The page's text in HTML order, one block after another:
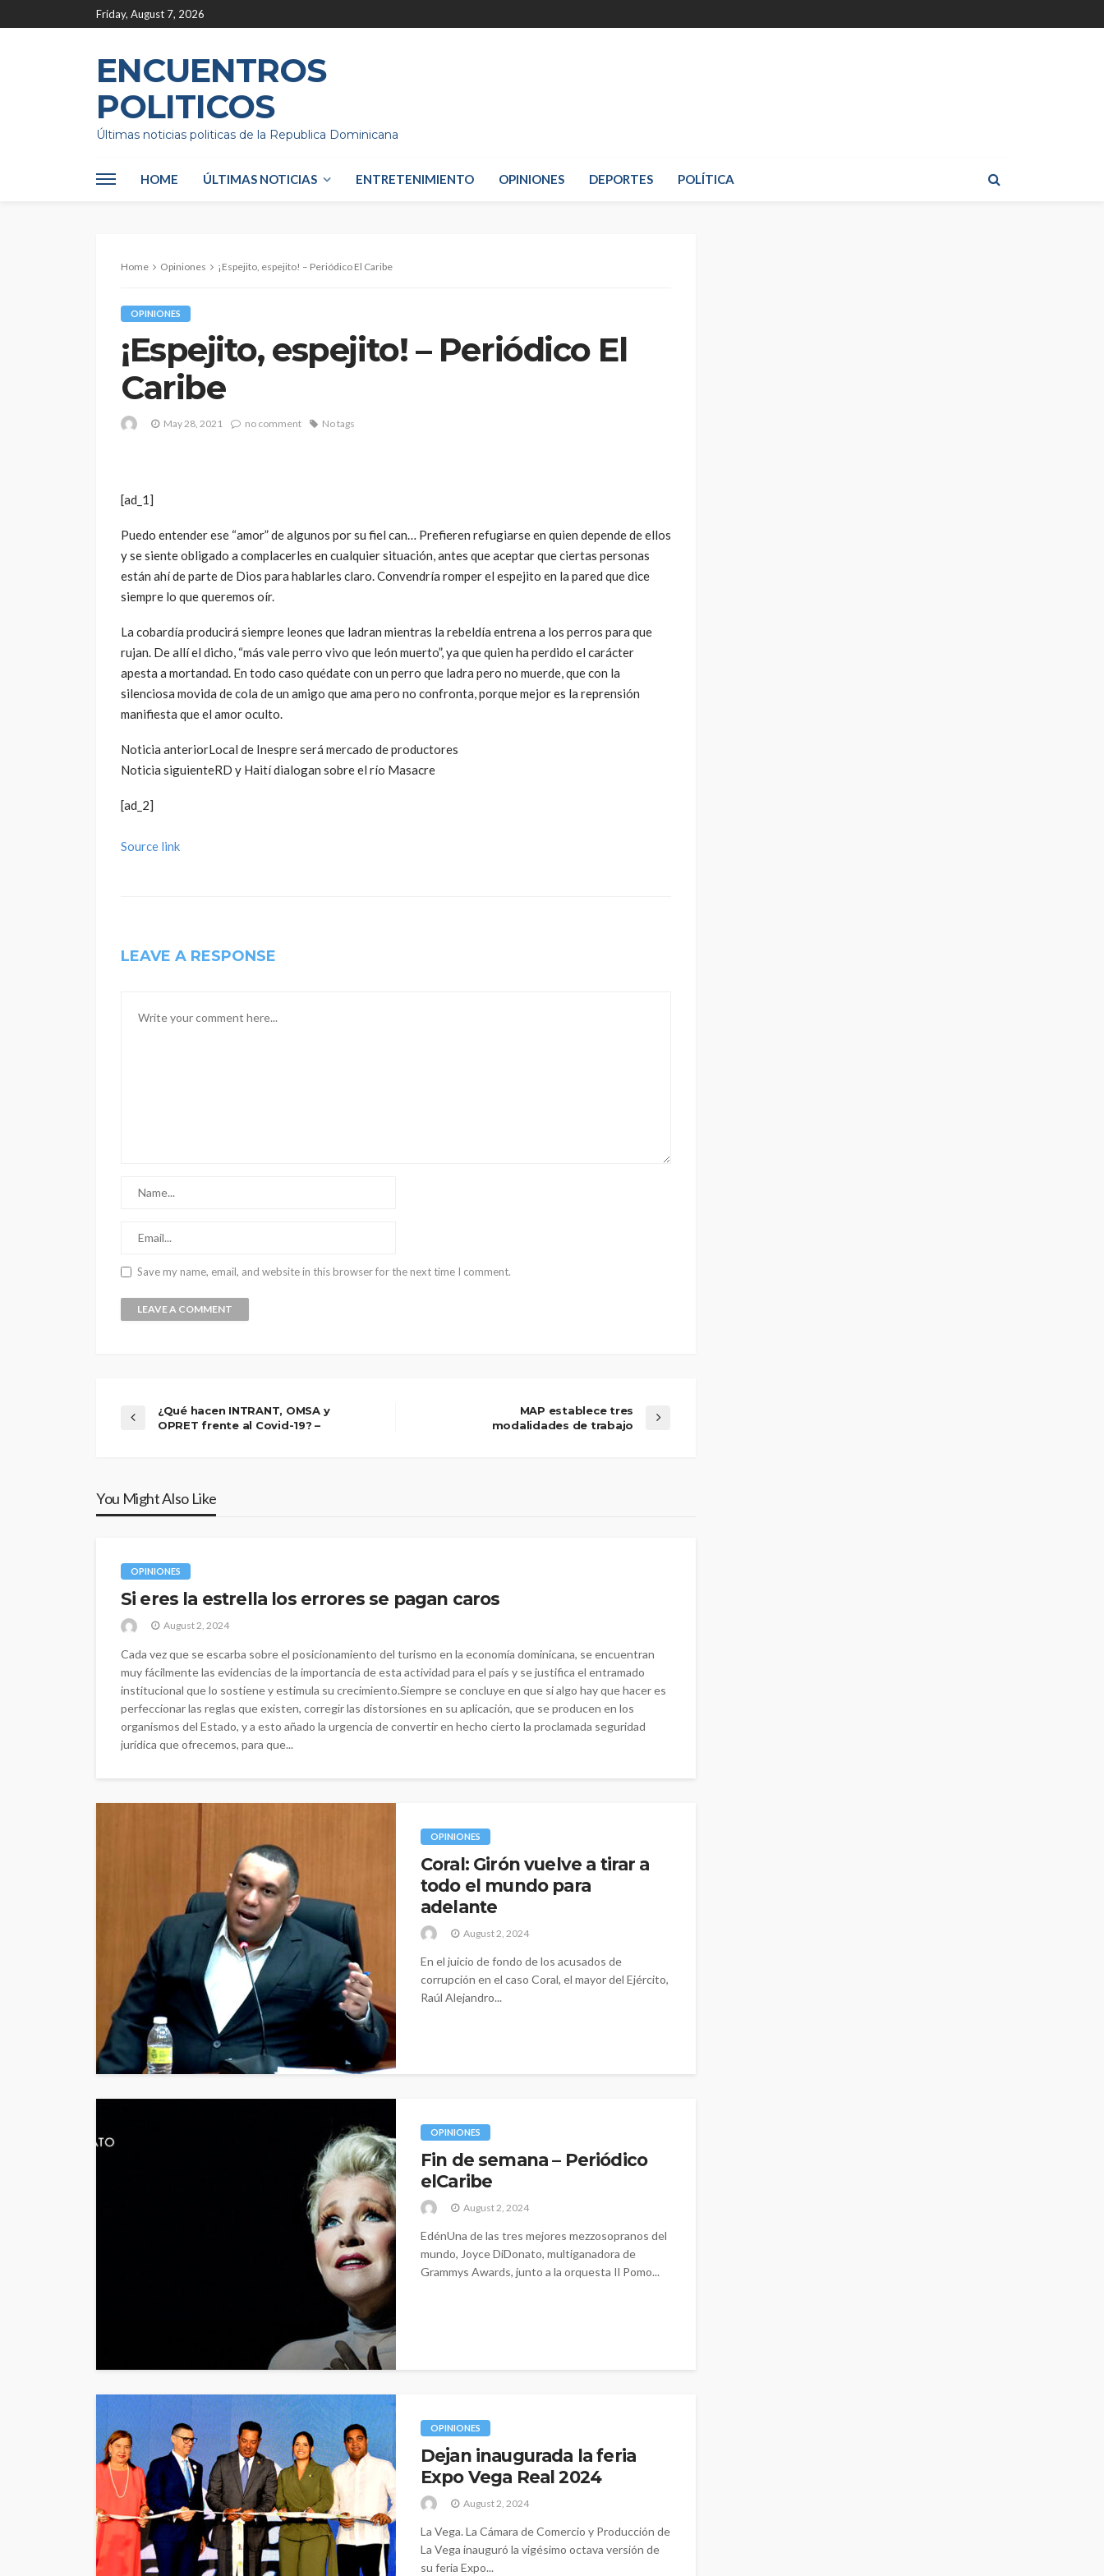
Friday, August 7, 2026
ENCUENTROS
POLITICOS
Últimas noticias politicas de la Republica Dominicana
HOME ÚLTIMAS NOTICIAS ENTRETENIMIENTO OPINIONES DEPORTES POLÍTICA
Home Opiniones ¡Espejito, espejito! – Periódico El Caribe
OPINIONES
¡Espejito, espejito! – Periódico El
Caribe
May 28, 2021 no comment No tags
[ad_1]
Puedo entender ese “amor” de algunos por su fiel can… Prefieren refugiarse en quien depende de ellos
y se siente obligado a complacerles en cualquier situación, antes que aceptar que ciertas personas
están ahí de parte de Dios para hablarles claro. Convendría romper el espejito en la pared que dice
siempre lo que queremos oír.
La cobardía producirá siempre leones que ladran mientras la rebeldía entrena a los perros para que
rujan. De allí el dicho, “más vale perro vivo que león muerto”, ya que quien ha perdido el carácter
apesta a mortandad. En todo caso quédate con un perro que ladra pero no muerde, que con la
silenciosa movida de cola de un amigo que ama pero no confronta, porque mejor es la reprensión
manifiesta que el amor oculto.
Noticia anteriorLocal de Inespre será mercado de productores
Noticia siguienteRD y Haití dialogan sobre el río Masacre
[ad_2]
Source link
LEAVE A RESPONSE
Save my name, email, and website in this browser for the next time I comment.
¿Qué hacen INTRANT, OMSA y
OPRET frente al Covid-19? –
MAP establece tres
modalidades de trabajo
You Might Also Like
OPINIONES
Si eres la estrella los errores se pagan caros
August 2, 2024
Cada vez que se escarba sobre el posicionamiento del turismo en la economía dominicana, se encuentran
muy fácilmente las evidencias de la importancia de esta actividad para el país y se justifica el entramado
institucional que lo sostiene y estimula su crecimiento.Siempre se concluye en que si algo hay que hacer es
perfeccionar las reglas que existen, corregir las distorsiones en su aplicación, que se producen en los
organismos del Estado, y a esto añado la urgencia de convertir en hecho cierto la proclamada seguridad
jurídica que ofrecemos, para que...
OPINIONES
Coral: Girón vuelve a tirar a
todo el mundo para
adelante
August 2, 2024
En el juicio de fondo de los acusados de
corrupción en el caso Coral, el mayor del Ejército,
Raúl Alejandro...
OPINIONES
Fin de semana – Periódico
elCaribe
August 2, 2024
EdénUna de las tres mejores mezzosopranos del
mundo, Joyce DiDonato, multiganadora de
Grammys Awards, junto a la orquesta Il Pomo...
OPINIONES
Dejan inaugurada la feria
Expo Vega Real 2024
August 2, 2024
La Vega. La Cámara de Comercio y Producción de
La Vega inauguró la vigésimo octava versión de
su feria Expo...